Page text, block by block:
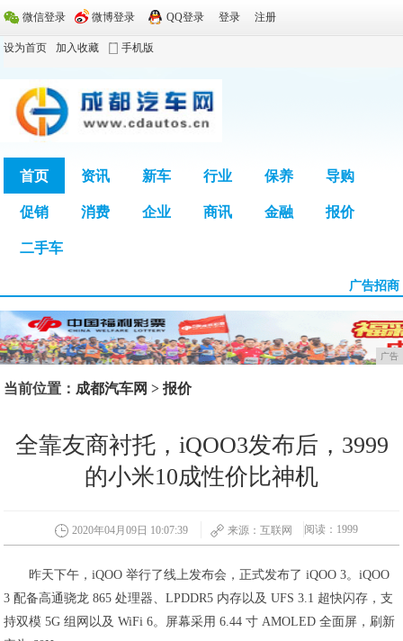
微信登录 微博登录 QQ登录 登录 注册
设为首页 加入收藏 手机版
首页 资讯 新车 行业 保养 导购
促销 消费 企业 商讯 金融 报价
二手车
广告招商
广告
当前位置： 成都汽车网 >报价
全靠友商衬托，iQOO3发布后，3999
的小米10成性价比神机
2020年04月09日 10:07:39 来源：互联网 阅读：1999
昨天下午，iQOO 举行了线上发布会，正式发布了 iQOO 3。iQOO
3 配备高通骁龙 865 处理器、LPDDR5 内存以及 UFS 3.1 超快闪存，支
持双模 5G 组网以及 WiFi 6。屏幕采用 6.44 寸 AMOLED 全面屏，刷新